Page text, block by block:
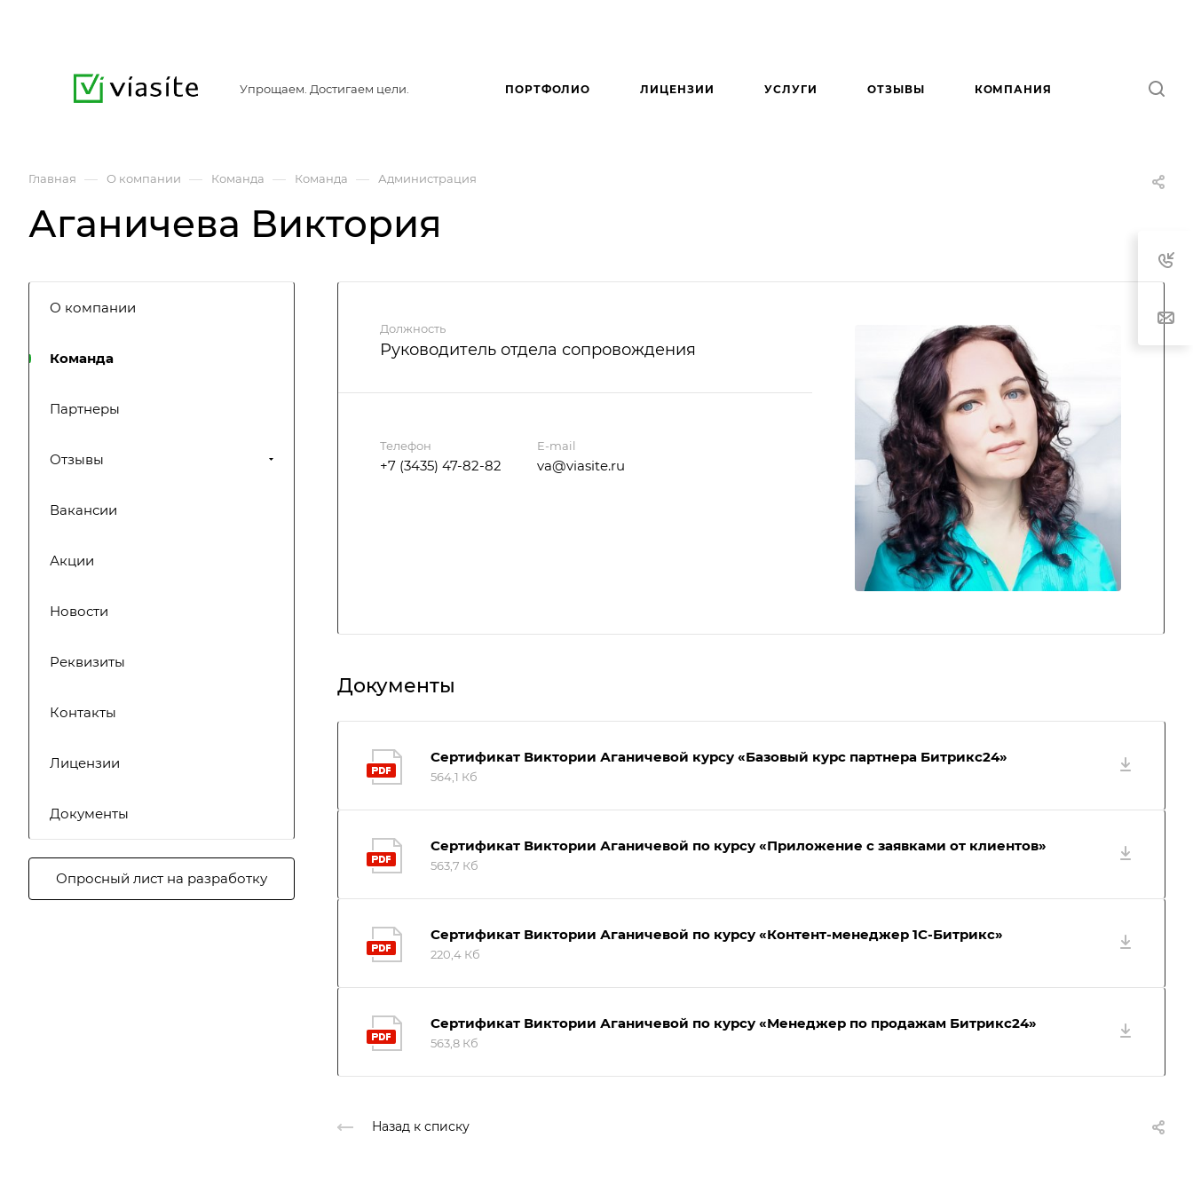
Упрощаем. Достигаем цели. ПОРТФОЛИО ЛИЦЕНЗИИ УСЛУГИ ОТЗЫВЫ КОМПАНИЯ
Главная — О компании — Команда — Команда — Администрация
Аганичева Виктория
Должность
Руководитель отдела сопровождения
Телефон
+7 (3435) 47-82-82
E-mail
va@viasite.ru
Документы
Сертификат Виктории Аганичевой курсу «Базовый курс партнера Битрикс24»
564,1 Кб
Сертификат Виктории Аганичевой по курсу «Приложение с заявками от клиентов»
563,7 Кб
Сертификат Виктории Аганичевой по курсу «Контент-менеджер 1С-Битрикс»
220,4 Кб
Сертификат Виктории Аганичевой по курсу «Менеджер по продажам Битрикс24»
563,8 Кб
Назад к списку
О компании
Команда
Партнеры
Отзывы
Вакансии
Акции
Новости
Реквизиты
Контакты
Лицензии
Документы
Опросный лист на разработку